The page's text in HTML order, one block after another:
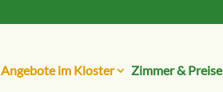
Angebote im Kloster Zimmer & Preise